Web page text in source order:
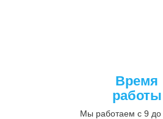
Время
работы
Мы работаем с 9 до